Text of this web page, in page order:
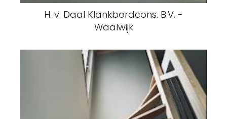
H. v. Daal Klankbordcons. B.V. -
Waalwijk